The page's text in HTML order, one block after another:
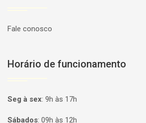
Fale conosco
Horário de funcionamento
Seg à sex: 9h às 17h
Sábados: 09h às 12h